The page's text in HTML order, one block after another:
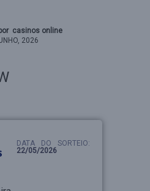
casinos online
2026
DATA DO SORTEIO:
22/05/2026